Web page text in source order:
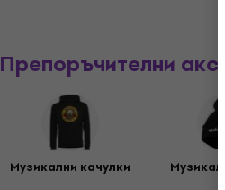
Препоръчителни
Музикални качулки